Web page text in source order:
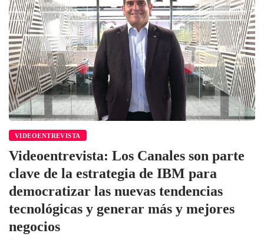
VIDEOENTREVISTA
Videoentrevista: Los Canales son parte
clave de la estrategia de IBM para
democratizar las nuevas tendencias
tecnológicas y generar más y mejores
negocios